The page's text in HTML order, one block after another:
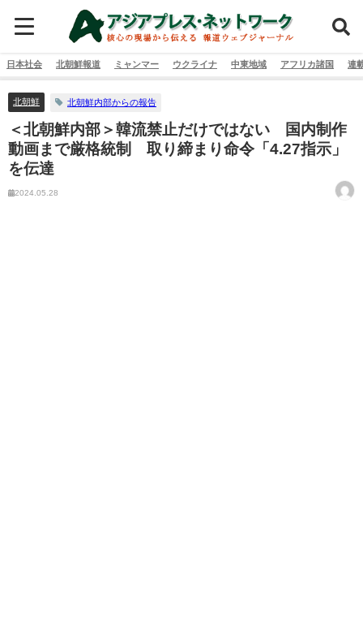
日本社会 北朝鮮報道 ミャンマー ウクライナ 中東地域 アフリカ諸国 連
北朝鮮 北朝鮮内部からの報告
＜北朝鮮内部＞韓流禁止だけではない 国内制作
動画まで厳格統制 取り締まり命令「4.27指示」
を伝達
2024.05.28